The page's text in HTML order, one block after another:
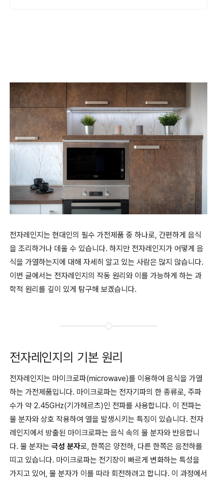
전자레인지는 현대인의 필수 가전제품 중 하나로, 간편하게 음식
을 조리하거나 데울 수 있습니다. 하지만 전자레인지가 어떻게 음
식을 가열하는지에 대해 자세히 알고 있는 사람은 많지 않습니다.
이번 글에서는 전자레인지의 작동 원리와 이를 가능하게 하는 과
학적 원리를 깊이 있게 탐구해 보겠습니다.
전자레인지의 기본 원리
전자레인지는 마이크로파(microwave)를 이용하여 음식을 가열
하는 가전제품입니다. 마이크로파는 전자기파의 한 종류로, 주파
수가 약 2.45GHz(기가헤르츠)인 전파를 사용합니다. 이 전파는
물 분자와 상호 작용하여 열을 발생시키는 특징이 있습니다. 전자
레인지에서 방출된 마이크로파는 음식 속의 물 분자와 반응합니
다. 물 분자는 극성 분자로, 한쪽은 양전하, 다른 한쪽은 음전하를
띠고 있습니다. 마이크로파는 전기장이 빠르게 변화하는 특성을
가지고 있어, 물 분자가 이를 따라 회전하려고 합니다. 이 과정에서